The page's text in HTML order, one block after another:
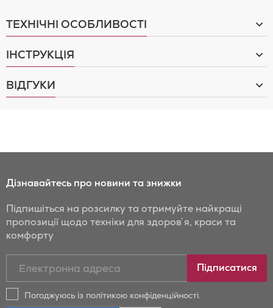
ТЕХНІЧНІ ОСОБЛИВОСТІ
ІНСТРУКЦІЯ
ВІДГУКИ
Дізнавайтесь про новини та знижки
Підпишіться на розсилку та отримуйте найкращі
пропозиції щодо техніки для здоров`я, краси та
комфорту
новини
та
Підписатися
Погоджуюсь із політикою конфіденційності.